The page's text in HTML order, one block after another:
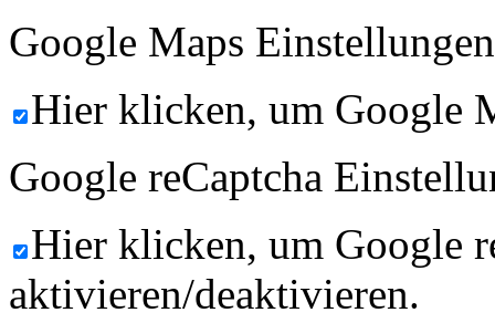
Google Maps
Hier klicken, um Google
Google reCaptcha
Hier klicken, um Google
aktivieren/deaktivieren.